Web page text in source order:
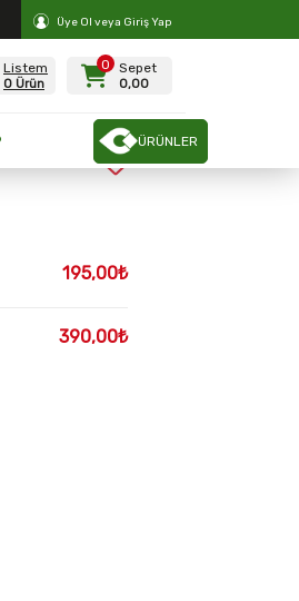
Üye Ol veya Giriş Yap
Listem
0 Ürün
Sepet
0,00
0
ÜRÜNLER
195,00₺
390,00₺